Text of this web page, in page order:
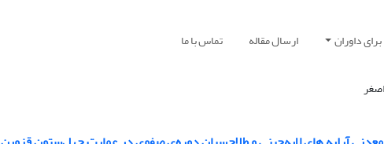
برای داوران ارسال مقاله تماس با ما